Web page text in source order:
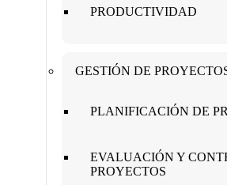
PRODUCTIVIDAD
GESTIÓN DE
PLANIFICACIÓN DE
EVALUACIÓN Y
PROYECTOS